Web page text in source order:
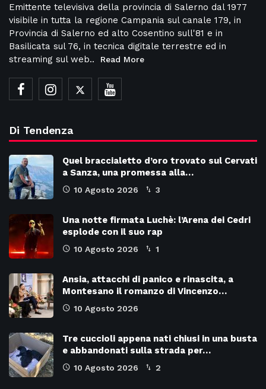
Emittente televisiva della provincia di Salerno dal 1977
visibile in tutta la regione Campania sul canale 179, in
Provincia di Salerno ed alto Cosentino sull'81 e in
Basilicata sul 76, in tecnica digitale terrestre ed in
streaming sul web..
Read More
Di Tendenza
Quel braccialetto d’oro trovato sul Cervati
a Sanza, una promessa alla…
10 Agosto 2026 3
Una notte firmata Luchè: l’Arena dei Cedri
esplode con il suo rap
10 Agosto 2026 1
Ansia, attacchi di panico e rinascita, a
Montesano il romanzo di Vincenzo…
10 Agosto 2026
Tre cuccioli appena nati chiusi in una busta
e abbandonati sulla strada per…
10 Agosto 2026 2